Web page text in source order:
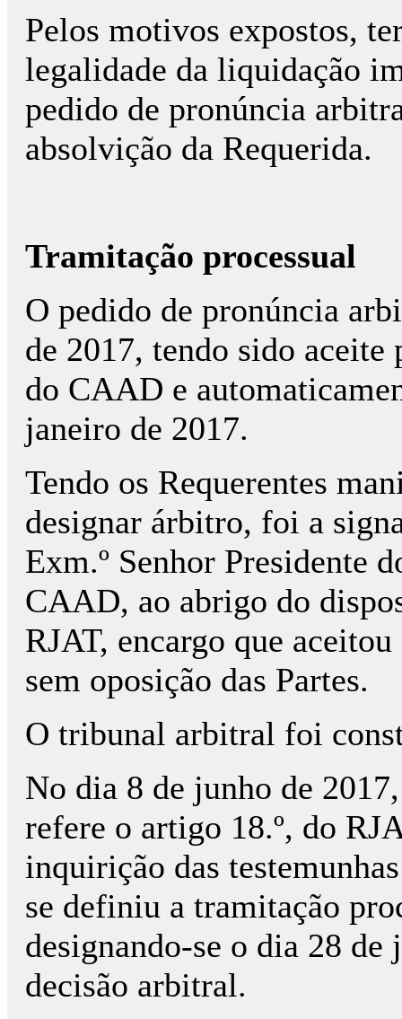
Pelos motivos expostos,
legalidade da liquidação
pedido de pronúncia
absolvição da Requerida.
Tramitação processual
O pedido de pronúncia
de 2017, tendo sido aceite
do CAAD e
janeiro de 2017.
Tendo os Requerentes
designar árbitro, foi a
Exm.º Senhor Presidente
CAAD, ao abrigo do
RJAT, encargo que
sem oposição das Partes.
O tribunal arbitral foi
No dia 8 de junho de
refere o artigo 18.º, do
inquirição das
se definiu a tramitação
designando-se o dia 28
decisão arbitral.